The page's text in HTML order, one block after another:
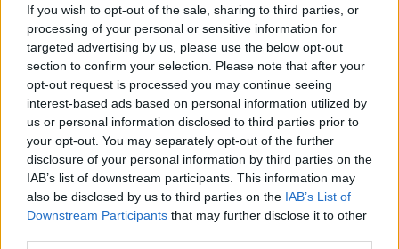
If you wish to opt-out of the sale, sharing to third parties, or
processing of your personal or sensitive information for
targeted advertising by us, please use the below opt-out
section to confirm your selection. Please note that after your
opt-out request is processed you may continue seeing
interest-based ads based on personal information utilized by
us or personal information disclosed to third parties prior to
your opt-out. You may separately opt-out of the further
disclosure of your personal information by third parties on the
IAB’s list of downstream participants. This information may
also be disclosed by us to third parties on the IAB’s List of
Downstream Participants that may further disclose it to other
ARTÍCULO SIGUIENTE
Más leídos
SALUD Y BIENESTAR